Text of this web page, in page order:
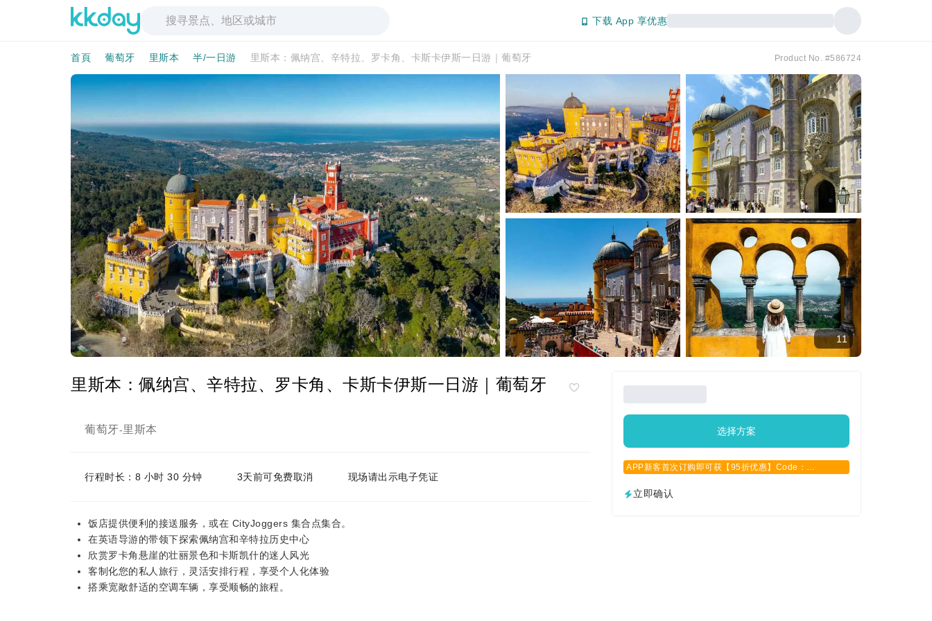
下载 App 享优惠
首頁 葡萄牙 里斯本 半/一日游 里斯本：佩纳宫、辛特拉、罗卡角、卡斯卡伊斯一日游｜葡萄牙 Product No. #586724
11
里斯本：佩纳宫、辛特拉、罗卡角、卡斯卡伊斯一日游｜葡萄牙
葡萄牙-里斯本
行程时长：8 小时 30 分钟 3天前可免费取消 现场请出示电子凭证
饭店提供便利的接送服务，或在 CityJoggers 集合点集合。
在英语导游的带领下探索佩纳宫和辛特拉历史中心
欣赏罗卡角悬崖的壮丽景色和卡斯凯什的迷人风光
客制化您的私人旅行，灵活安排行程，享受个人化体验
搭乘宽敞舒适的空调车辆，享受顺畅的旅程。
选择方案
APP新客首次订购即可获【95折优惠】Code：
立即确认